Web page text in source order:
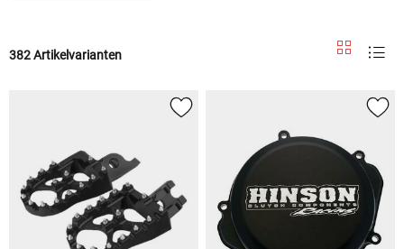
382 Artikelvarianten